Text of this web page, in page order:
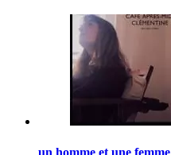
un homme et une femme